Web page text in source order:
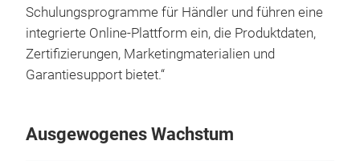
Schulungsprogramme für Händler und führen eine
integrierte Online-Plattform ein, die Produktdaten,
Zertifizierungen, Marketingmaterialien und
Garantiesupport bietet.“
Ausgewogenes Wachstum